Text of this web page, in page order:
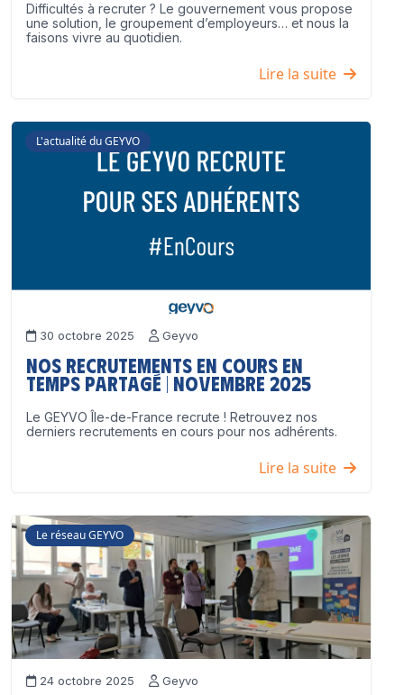
Difficultés à recruter ? Le gouvernement vous propose
une solution, le groupement d’employeurs… et nous la
faisons vivre au quotidien.
Lire la suite
L'actualité du GEYVO
30 octobre 2025 Geyvo
Nos recrutements en cours en
temps partagé | Novembre 2025
Le GEYVO Île-de-France recrute ! Retrouvez nos
derniers recrutements en cours pour nos adhérents.
Lire la suite
Le réseau GEYVO
24 octobre 2025 Geyvo